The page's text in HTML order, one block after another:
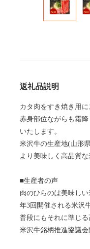
返礼品説明
カタ肉をすき焼き用
赤身部位ながらも霜
いたします。
米沢牛の生産地(山形
より美味しく高品質
■生産者の声
肉のひらのは美味し
年3回開催される米沢
普段にもそれに準じる
米沢牛銘柄推進協議会